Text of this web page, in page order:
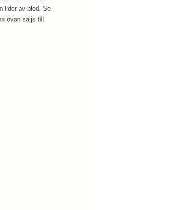
lider av blod. Se
ovan säljs till